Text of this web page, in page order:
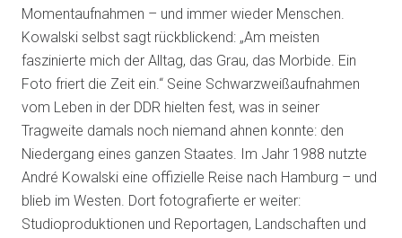
Momentaufnahmen – und immer wieder Menschen.
Kowalski selbst sagt rückblickend: „Am meisten
faszinierte mich der Alltag, das Grau, das Morbide. Ein
Foto friert die Zeit ein.“ Seine Schwarzweißaufnahmen
vom Leben in der DDR hielten fest, was in seiner
Tragweite damals noch niemand ahnen konnte: den
Niedergang eines ganzen Staates. Im Jahr 1988 nutzte
André Kowalski eine offizielle Reise nach Hamburg – und
blieb im Westen. Dort fotografierte er weiter:
Studioproduktionen und Reportagen, Landschaften und